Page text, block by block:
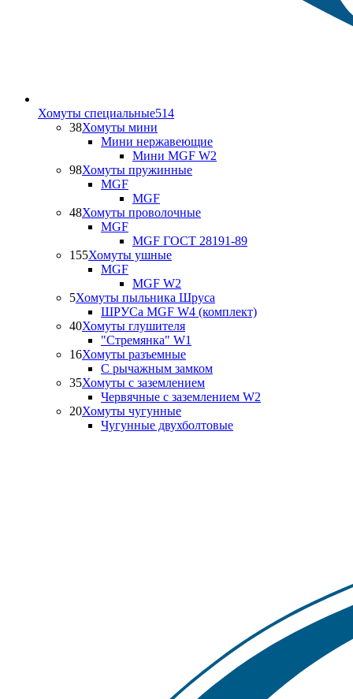
Хомуты специальные514
38Хомуты мини
Мини нержавеющие
Мини MGF W2
98Хомуты пружинные
MGF
MGF
48Хомуты проволочные
MGF
MGF ГОСТ 28191-89
155Хомуты ушные
MGF
MGF W2
5Хомуты пыльника Шруса
ШРУСа MGF W4 (комплект)
40Хомуты глушителя
"Стремянка" W1
16Хомуты разъемные
С рычажным замком
35Хомуты с заземлением
Червячные с заземлением W2
20Хомуты чугунные
Чугунные двухболтовые